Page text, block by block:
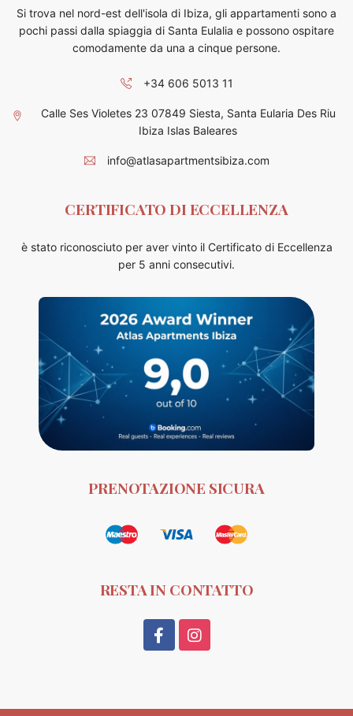
Si trova nel nord-est dell'isola di Ibiza, gli appartamenti sono a
pochi passi dalla spiaggia di Santa Eulalia e possono ospitare
comodamente da una a cinque persone.
+34 606 5013 11
Calle Ses Violetes 23 07849 Siesta, Santa Eularia Des Riu
Ibiza Islas Baleares
info@atlasapartmentsibiza.com
CERTIFICATO DI ECCELLENZA
è stato riconosciuto per aver vinto il Certificato di Eccellenza
per 5 anni consecutivi.
PRENOTAZIONE SICURA
RESTA IN CONTATTO